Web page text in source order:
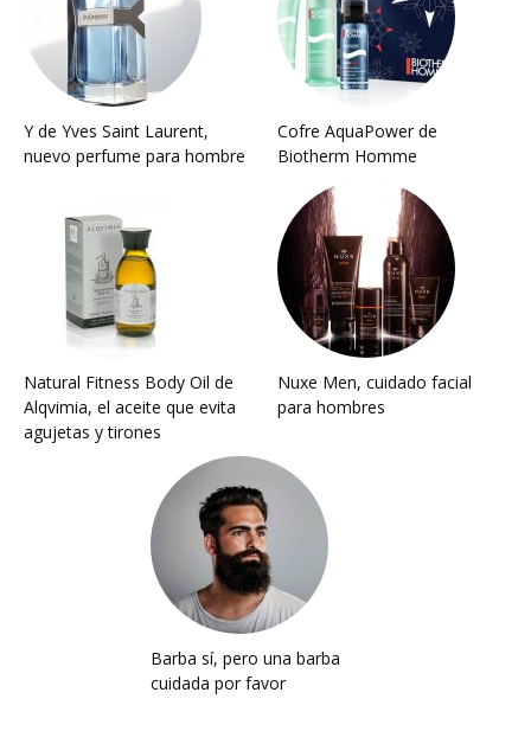
Y de Yves Saint Laurent,
nuevo perfume para hombre
Cofre AquaPower de
Biotherm Homme
Natural Fitness Body Oil de
Alqvimia, el aceite que evita
agujetas y tirones
Nuxe Men, cuidado facial
para hombres
Barba sí, pero una barba
cuidada por favor